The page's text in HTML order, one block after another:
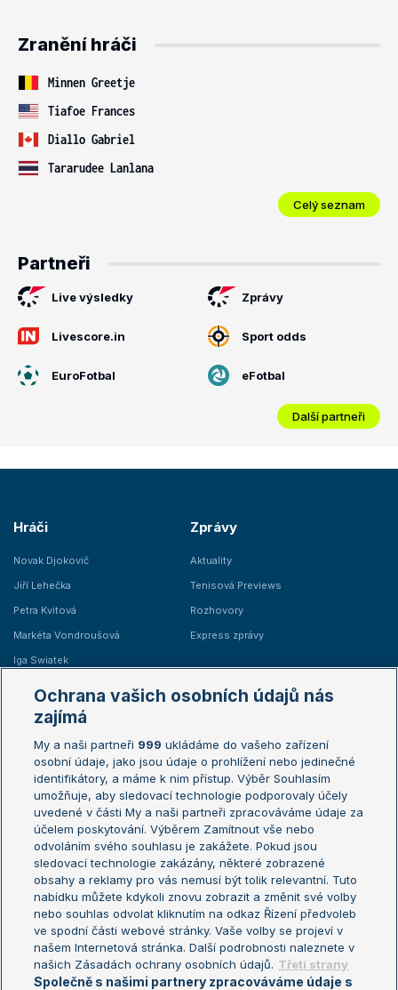
Zranění hráči
Minnen Greetje
Tiafoe Frances
Diallo Gabriel
Tararudee Lanlana
Celý seznam
Partneři
Live výsledky Zprávy
Livescore.in Sport odds
EuroFotbal eFotbal
Další partneři
Hráči
Novak Djokovič
Jiří Lehečka
Petra Kvitová
Markéta Vondroušová
Iga Swiatek
Zprávy
Aktuality
Tenisová Previews
Rozhovory
Express zprávy
Žebříčky
Žebříček ATP (muži)
Žebříček WTA (ženy)
Sázkařský žebříček
Australian Open
French Open
Wimbledon
US Open
Turnaj mistrů
Turnaj mistryň
Aktualní trendy
Fotbalové přestupy
Livesport Daily
LS Prague Open
Ochrana vašich osobních údajů nás
zajímá
My a naši partneři 999 ukládáme do vašeho zařízení
osobní údaje, jako jsou údaje o prohlížení nebo jedinečné
identifikátory, a máme k nim přístup. Výběr Souhlasím
umožňuje, aby sledovací technologie podporovaly účely
uvedené v části My a naši partneři zpracováváme údaje za
účelem poskytování. Výběrem Zamítnout vše nebo
odvoláním svého souhlasu je zakážete. Pokud jsou
sledovací technologie zakázány, některé zobrazené
obsahy a reklamy pro vás nemusí být tolik relevantní. Tuto
nabídku můžete kdykoli znovu zobrazit a změnit své volby
nebo souhlas odvolat kliknutím na odkaz Řízení předvoleb
ve spodní části webové stránky. Vaše volby se projeví v
našem Internetová stránka. Další podrobnosti naleznete v
našich Zásadách ochrany osobních údajů. Třetí strany
Společně s našimi partnery zpracováváme údaje s